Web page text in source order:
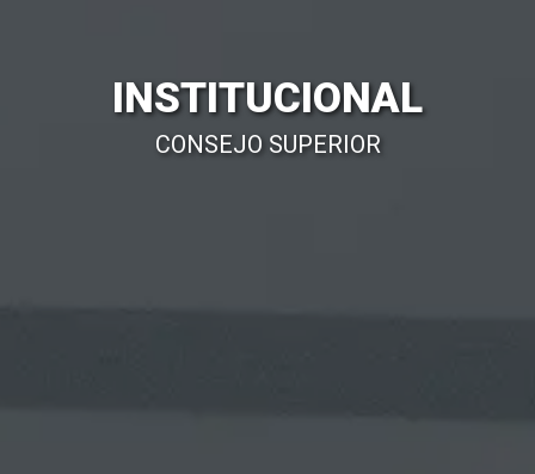
INSTITUCIONAL
CONSEJO SUPERIOR